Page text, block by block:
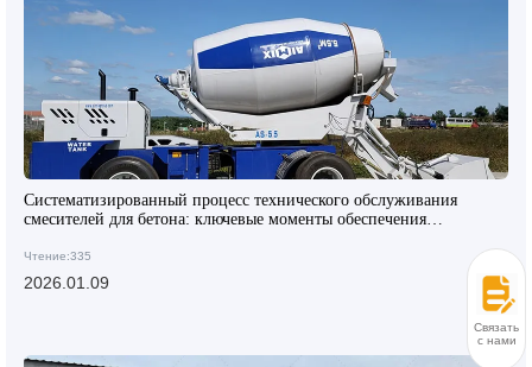
Систематизированный процесс технического обслуживания
смесителей для бетона: ключевые моменты обеспечения
Чтение:335
2026.01.09
Связаться
с нами